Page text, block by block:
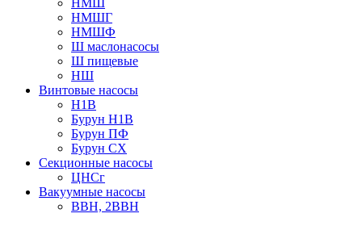
НМШ
НМШГ
НМШФ
Ш маслонасосы
Ш пищевые
НШ
Винтовые насосы
Н1В
Бурун Н1В
Бурун ПФ
Бурун СХ
Секционные насосы
ЦНСг
Вакуумные насосы
ВВН, 2ВВН